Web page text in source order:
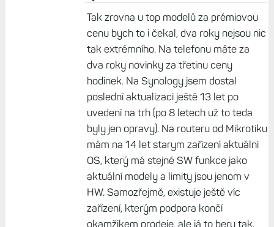
někdy za dva roky toho budou umět víc, je
druhý extrém. Hodinky si kupuju v nějakou
dobu a vím, co umí a s čím mám počítat.
Jestli budou později umět víc už je pouze
příjemný bonus.
Odpovědět
lojzik, 25. Únor 2026, 07:44
Tak zrovna u top modelů za prémiovou
cenu bych to i čekal, dva roky nejsou nic
tak extrémního. Na telefonu máte za
dva roky novinky za třetinu ceny